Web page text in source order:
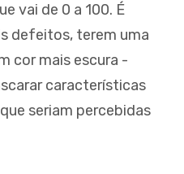
vai de 0 a 100. É
defeitos, terem uma
cor mais escura -
características
seriam percebidas